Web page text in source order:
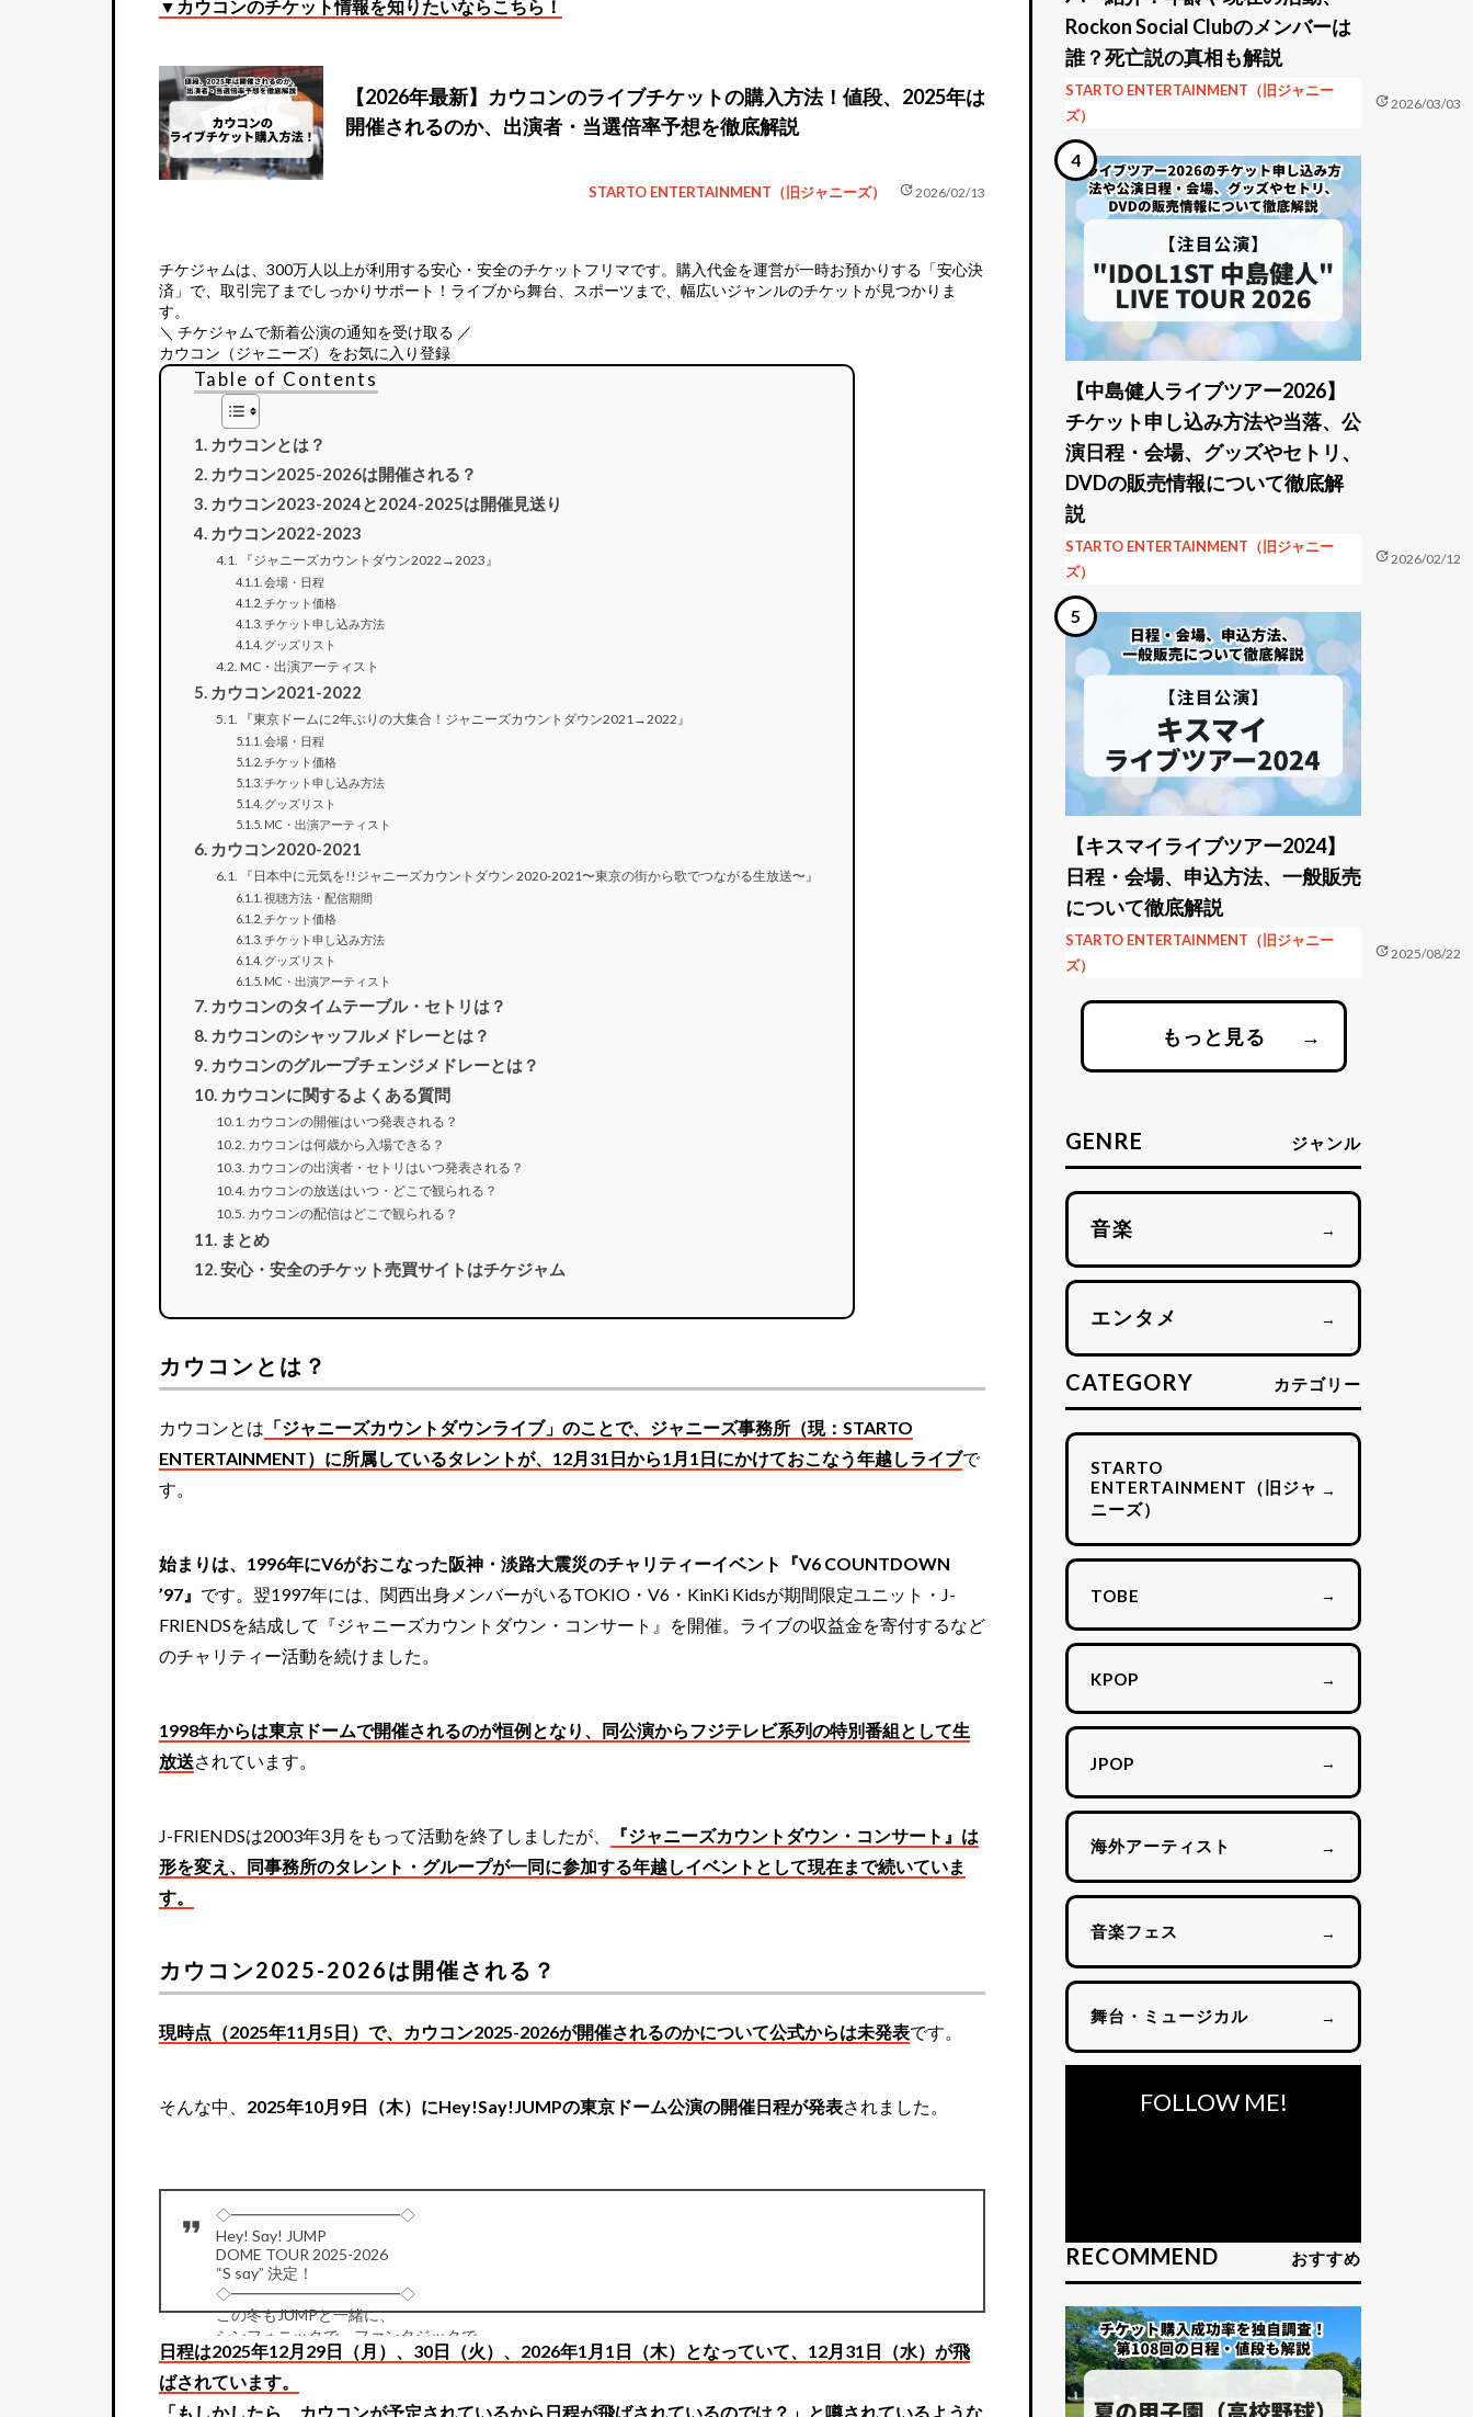
▼カウコンのチケット情報を知りたいならこちら！
【2026年最新】カウコンのライブチケットの購入方法！値段、2025年は
開催されるのか、出演者・当選倍率予想を徹底解説
STARTO ENTERTAINMENT（旧ジャニーズ） update2026/02/13
チケジャムは、 300万人以上が利用する安心・安全のチケットフリマです。購入代金を運営が一時お預かりする「安心決
済」で、取引完了までしっかりサポート！ライブから舞台、スポーツまで、幅広いジャンルのチケットが見つかりま
す。
＼ チケジャムで新着公演の通知を受け取る ／
カウコン（ジャニーズ）をお気に入り登録
Table of Contents
カウコンとは？
カウコン2025-2026は開催される？
カウコン2023-2024と2024-2025は開催見送り
カウコン2022-2023
『ジャニーズカウントダウン2022→2023』
会場・日程
チケット価格
チケット申し込み方法
グッズリスト
MC・出演アーティスト
カウコン2021-2022
『東京ドームに2年ぶりの大集合！ジャニーズカウントダウン2021→2022』
会場・日程
チケット価格
チケット申し込み方法
グッズリスト
MC・出演アーティスト
カウコン2020-2021
『日本中に元気を!!ジャニーズカウントダウン 2020-2021〜東京の街から歌でつながる生放送〜』
視聴方法・配信期間
チケット価格
チケット申し込み方法
グッズリスト
MC・出演アーティスト
カウコンのタイムテーブル・セトリは？
カウコンのシャッフルメドレーとは？
カウコンのグループチェンジメドレーとは？
カウコンに関するよくある質問
カウコンの開催はいつ発表される？
カウコンは何歳から入場できる？
カウコンの出演者・セトリはいつ発表される？
カウコンの放送はいつ・どこで観られる？
カウコンの配信はどこで観られる？
まとめ
安心・安全のチケット売買サイトはチケジャム
カウコンとは？
カウコンとは 「ジャニーズカウントダウンライブ」のことで、ジャニーズ事務所（現：STARTO
ENTERTAINMENT）に所属しているタレントが、12月31日から1月1日にかけておこなう年越しライブで
す。
始まりは、1996年にV6がおこなった阪神・淡路大震災のチャリティーイベント『V6 COUNTDOWN
’97』 です。翌1997年には、関西出身メンバーがいるTOKIO・V6・KinKi Kidsが期間限定ユニット・J-
FRIENDSを結成して『ジャニーズカウントダウン・コンサート』を開催。ライブの収益金を寄付するなど
のチャリティー活動を続けました。
1998年からは東京ドームで開催されるのが恒例となり、同公演からフジテレビ系列の特別番組として生
放送されています。
J-FRIENDSは2003年3月をもって活動を終了しましたが、
『ジャニーズカウントダウン・コンサート』は
形を変え、同事務所のタレント・グループが一同に参加する年越しイベントとして現在まで続いていま
す。
カウコン2025-2026は開催される？
現時点（2025年11月5日）で、カウコン2025-2026が開催されるのかについて公式からは未発表です。
そんな中、 2025年10月9日（木）にHey!Say!JUMPの東京ドーム公演の開催日程が発表されました。
◇━━━━━━━━━━━◇
Hey! Sɑy! JUMP
DOME TOUR 2025-2026
“S sɑy” 決定！
◇━━━━━━━━━━━◇
この冬もJUMPと一緒に、
シンフォニックで、ファンタジックで、
ロマンティックな時を過ごしましょう🪶👻#H_Ssɑy_JUMPhttps://t.co/KCB42ifeAI
— Hey! Sɑy! JUMP / Storm Labels❕ (@JUMP_Storm)
日程は2025年12月29日（月）、30日（火）、2026年1月1日（木）となっていて、12月31日（水）が飛
ばされています。
「もしかしたら、カウコンが予定されているから日程が飛ばされているのでは？」と噂されているような
Rockon Social Clubのメンバーは
誰？死亡説の真相も解説
STARTO ENTERTAINMENT（旧ジャニー
ズ）
update2026/03/03
【中島健人ライブツアー2026】
チケット申し込み方法や当落、公
演日程・会場、グッズやセトリ、
DVDの販売情報について徹底解
説
STARTO ENTERTAINMENT（旧ジャニー
ズ）
update2026/02/12
【キスマイライブツアー2024】
日程・会場、申込方法、一般販売
について徹底解説
STARTO ENTERTAINMENT（旧ジャニー
ズ）
update2025/08/22
もっと見る →
GENRE ジャンル
音楽 →
エンタメ →
CATEGORY カテゴリー
STARTO
ENTERTAINMENT（旧ジャ
ニーズ）
→
TOBE →
KPOP →
JPOP →
海外アーティスト →
音楽フェス →
舞台・ミュージカル →
FOLLOW ME!
RECOMMEND おすすめ